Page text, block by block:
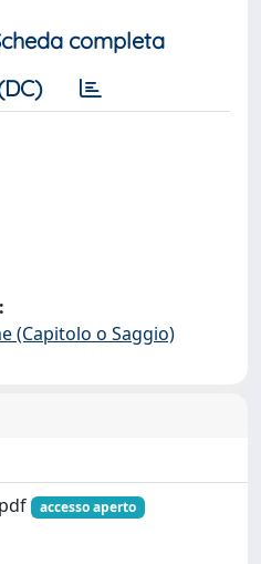
completa
(Capitolo o Saggio)
accesso aperto